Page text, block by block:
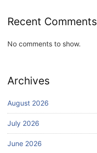
Recent Comments
No comments to show.
Archives
August 2026
July 2026
June 2026